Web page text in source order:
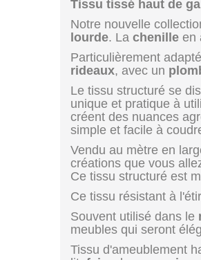
Tissu tissé haut de
Notre nouvelle
lourde. La chenille en
Particulièrement adapté
rideaux, avec un
Le tissu structuré se
unique et pratique à
créent des nuances
simple et facile à
Vendu au mètre en
créations que vous
Ce tissu structuré est
Ce tissu résistant à
Souvent utilisé dans le
meubles qui seront
Tissu d'ameublement